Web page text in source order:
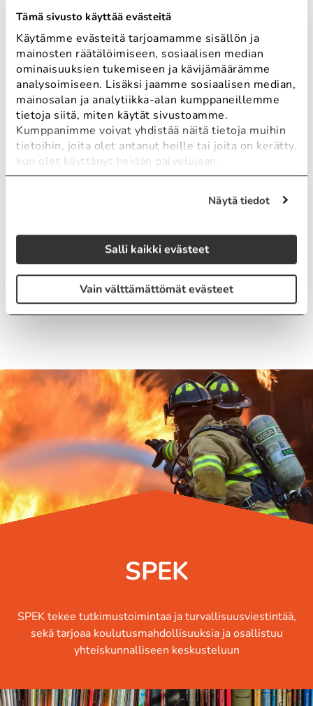
Tämä sivusto käyttää evästeitä
Käytämme evästeitä tarjoamamme sisällön ja
mainosten räätälöimiseen, sosiaalisen median
ominaisuuksien tukemiseen ja kävijämäärämme
analysoimiseen. Lisäksi jaamme sosiaalisen median,
mainosalan ja analytiikka-alan kumppaneillemme
tietoja siitä, miten käytät sivustoamme.
Kumppanimme voivat yhdistää näitä tietoja muihin
tietoihin, joita olet antanut heille tai joita on kerätty,
kun olet käyttänyt heidän palvelujaan.
Näytä tiedot
Salli kaikki evästeet
Vain välttämättömät evästeet
Pekka Turpeinen
Myynti, suunnittelu, projektit
+358 50 470 2000
pekka.turpeinen@sitelogic.fi
SPEK
SPEK tekee tutkimustoimintaa ja turvallisuusviestintää,
sekä tarjoaa koulutusmahdollisuuksia ja osallistuu
yhteiskunnalliseen keskusteluun